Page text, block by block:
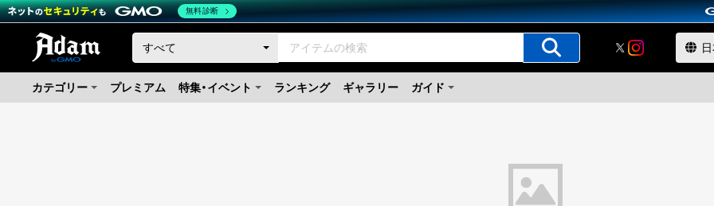
カテゴリー プレミアム 特集・イベント ランキング ギャラリー ガイド
無料診断